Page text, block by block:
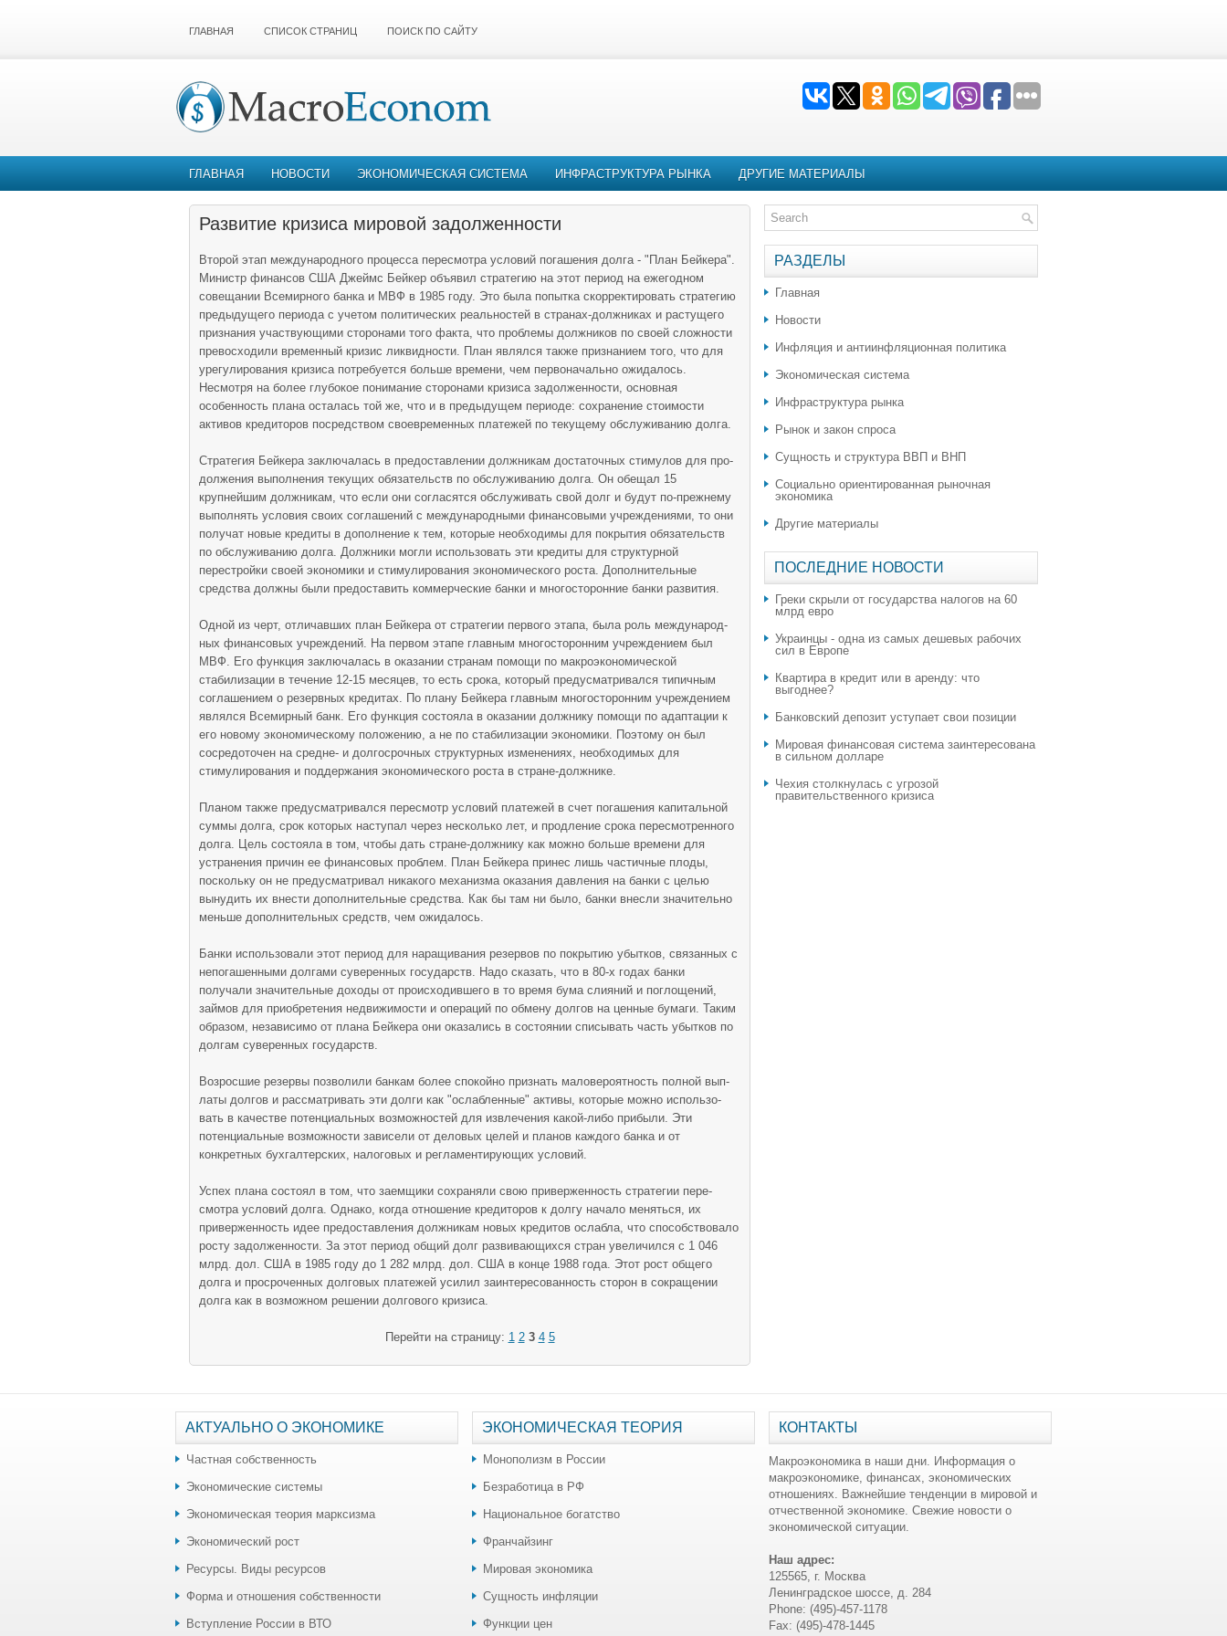
ГЛАВНАЯ СПИСОК СТРАНИЦ ПОИСК ПО САЙТУ
ГЛАВНАЯ НОВОСТИ ЭКОНОМИЧЕСКАЯ СИСТЕМА ИНФРАСТРУКТУРА РЫНКА ДРУГИЕ МАТЕРИАЛЫ
Развитие кризиса мировой задолженности
Второй этап международного процесса пере­смотра условий погашения долга - "План Бейке­ра".
Министр финансов США Джеймс Бейкер объявил стратегию на этот период на ежегодном
совещании Всемирного банка и МВФ в 1985 году. Это была попытка скорректировать стратегию
пре­дыдущего периода с учетом политических реаль­ностей в странах-должниках и растущего
призна­ния участвующими сторонами того факта, что проблемы должников по своей сложности
пре­восходили временный кризис ликвидности. План являлся также признанием того, что для
урегу­лирования кризиса потребуется больше времени, чем первоначально ожидалось.
Несмотря на бо­лее глубокое понимание сторонами кризиса за­долженности, основная
особенность плана оста­лась той же, что и в предыдущем периоде: сохра­нение стоимости
активов кредиторов посредством своевременных платежей по текущему обслужи­ванию долга.
Стратегия Бейкера заключалась в предостав­лении должникам достаточных стимулов для про­
должения выполнения текущих обязательств по обслуживанию долга. Он обещал 15
крупнейшим должникам, что если они согласятся обслуживать свой долг и будут по-прежнему
выполнять усло­вия своих соглашений с международными финан­совыми учреждениями, то они
получат новые кредиты в дополнение к тем, которые необходи­мы для покрытия обязательств
по обслуживанию долга. Должники могли использовать эти креди­ты для структурной
перестройки своей экономи­ки и стимулирования экономического роста. До­полнительные
средства должны были предоста­вить коммерческие банки и многосторонние банки развития.
Одной из черт, отличавших план Бейкера от стратегии первого этапа, была роль международ­
ных финансовых учреждений. На первом этапе главным многосторонним учреждением был
МВФ. Его функция заключалась в оказании странам помощи по макроэкономической
стабилизации в течение 12-15 месяцев, то есть срока, который предусматривался типичным
соглашением о ре­зервных кредитах. По плану Бейкера главным многосторонним учреждением
являлся Всемир­ный банк. Его функция состояла в оказании дол­жнику помощи по адаптации к
его новому эко­номическому положению, а не по стабилизации экономики. Поэтому он был
сосредоточен на сред­не- и долгосрочных структурных изменениях, необходимых для
стимулирования и поддержания экономического роста в стране-должнике.
Планом также предусматривался пересмотр условий платежей в счет погашения капитальной
суммы долга, срок которых наступал через не­сколько лет, и продление срока пересмотренно­го
долга. Цель состояла в том, чтобы дать стране-должнику как можно больше времени для
устра­нения причин ее финансовых проблем. План Бей­кера принес лишь частичные плоды,
поскольку он не предусматривал никакого механизма ока­зания давления на банки с целью
вынудить их внести дополнительные средства. Как бы там ни было, банки внесли значительно
меньше допол­нительных средств, чем ожидалось.
Банки использовали этот период для нара­щивания резервов по покрытию убытков, свя­занных с
непогашенными долгами суверенных государств. Надо сказать, что в 80-х годах банки
получали значительные доходы от происходив­шего в то время бума слияний и поглощений,
займов для приобретения недвижимости и опе­раций по обмену долгов на ценные бумаги. Таким
образом, независи­мо от плана Бейкера они оказались в состоянии списывать часть убытков по
долгам суверенных государств.
Возросшие резервы позволили банкам более спокойно признать маловероятность полной вып­
латы долгов и рассматривать эти долги как "ос­лабленные" активы, которые можно использо­
вать в качестве потенциальных возможностей для извлечения какой-либо прибыли. Эти
потенци­альные возможности зависели от деловых целей и планов каждого банка и от
конкретных бухгал­терских, налоговых и регламентирующих условий.
Успех плана состоял в том, что заемщики сохраняли свою приверженность стратегии пере­
смотра условий долга. Однако, когда отношение кредиторов к долгу начало меняться, их
привер­женность идее предоставления должникам новых кредитов ослабла, что способствовало
росту за­долженности. За этот период общий долг разви­вающихся стран увеличился с 1 046
млрд. дол. США в 1985 году до 1 282 млрд. дол. США в конце 1988 года. Этот рост общего
долга и просроченных долговых платежей усилил заинтересованность сторон в сокращении
долга как в возможном ре­шении долгового кризиса.
Перейти на страницу: 1 2 3 4 5
РАЗДЕЛЫ
Главная
Новости
Инфляция и антиинфляционная политика
Экономическая система
Инфраструктура рынка
Рынок и закон спроса
Сущность и структура ВВП и ВНП
Социально ориентированная рыночная
экономика
Другие материалы
ПОСЛЕДНИЕ НОВОСТИ
Греки скрыли от государства налогов на 60
млрд евро
Украинцы - одна из самых дешевых рабочих
сил в Европе
Квартира в кредит или в аренду: что
выгоднее?
​Банковский депозит уступает свои позиции
Мировая финансовая система заинтересована
в сильном долларе
Чехия столкнулась с угрозой
правительственного кризиса
АКТУАЛЬНО О ЭКОНОМИКЕ
Частная собственность
Экономические системы
Экономическая теория марксизма
Экономический рост
Ресурсы. Виды ресурсов
Форма и отношения собственности
Вступление России в ВТО
ЭКОНОМИЧЕСКАЯ ТЕОРИЯ
Монополизм в России
Безработица в РФ
Национальное богатство
Франчайзинг
Мировая экономика
Сущность инфляции
Функции цен
КОНТАКТЫ
Макроэкономика в наши дни. Информация о
макроэкономике, финансах, экономических
отношениях. Важнейшие тенденции в мировой и
отчественной экономике. Свежие новости о
экономической ситуации.
Наш адрес:
125565, г. Москва
Ленинградское шоссе, д. 284
Phone: (495)-457-1178
Fax: (495)-478-1445